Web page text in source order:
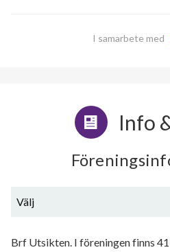
I samarbete med
Info
Välj
Brf Utsikten. I föreningen finns